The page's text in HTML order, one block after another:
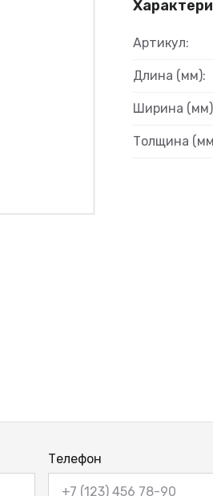
Артикул:
Длина (мм):
Ширина
Толщина
Телефон